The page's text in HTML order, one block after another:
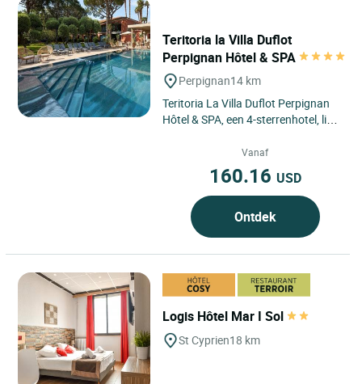
Teritoria la Villa Duflot
Perpignan Hôtel & SPA
Perpignan14 km
Teritoria La Villa Duflot Perpignan
Hôtel & SPA, een 4-sterrenhotel, ligt
Pyrénées-Orientales,...
Vanaf
160.16 USD
Ontdek
Logis Hôtel Mar I Sol
St Cyprien18 km